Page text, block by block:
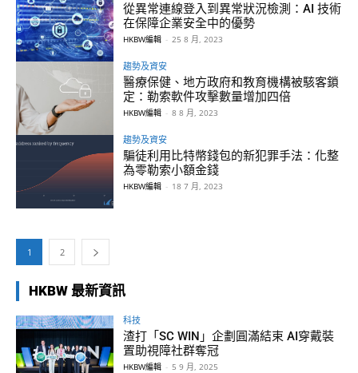
從異常連線登入到異常狀況檢測：AI 技術
在保障企業安全中的優勢
HKBW編輯 - 25 8 月, 2023
趨勢及資安
醫療保健、地方政府和教育機構被駭客鎖
定：勒索軟件攻擊數量增加四倍
HKBW編輯 - 8 8 月, 2023
趨勢及資安
騙徒利用比特幣錢包的新犯罪手法：化整
為零勒索小額金錢
HKBW編輯 - 18 7 月, 2023
1 2
HKBW 最新資訊
科技
渣打「SC WIN」企劃圓滿結束 AI穿戴裝
置助視障社群奪冠
HKBW編輯 - 5 9 月, 2025